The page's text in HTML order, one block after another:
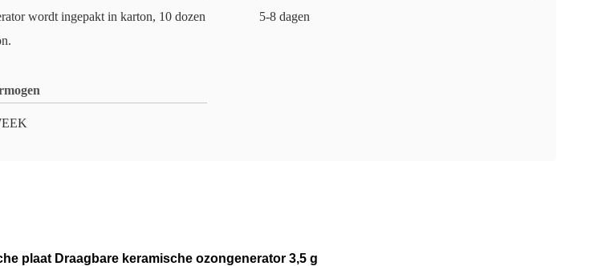
wordt ingepakt in karton, 10 dozen
5-8 dagen
plaat Draagbare keramische ozongenerator 3,5 g